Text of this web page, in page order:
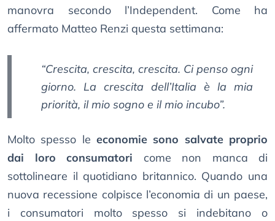
manovra secondo l’Independent. Come ha
affermato Matteo Renzi questa settimana:
“Crescita, crescita, crescita. Ci penso ogni
giorno. La crescita dell’Italia è la mia
priorità, il mio sogno e il mio incubo”.
Molto spesso le economie sono salvate proprio
dai loro consumatori come non manca di
sottolineare il quotidiano britannico. Quando una
nuova recessione colpisce l’economia di un paese,
i consumatori molto spesso si indebitano o